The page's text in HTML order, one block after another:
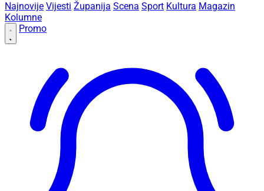
Najnovije Vijesti Županija Scena Sport Kultura Magazin
Kolumne
Promo